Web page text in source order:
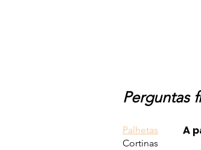
Perguntas
Palhetas
Cortinas
A